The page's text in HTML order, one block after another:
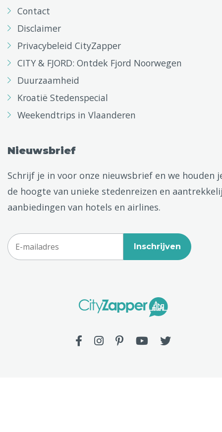
Contact
Disclaimer
Privacybeleid CityZapper
CITY & FJORD: Ontdek Fjord Noorwegen
Duurzaamheid
Kroatië Stedenspecial
Weekendtrips in Vlaanderen
Nieuwsbrief
Schrijf je in voor onze nieuwsbrief en we houden
de hoogte van unieke stedenreizen en
aanbiedingen van hotels en airlines.
Inschrijven